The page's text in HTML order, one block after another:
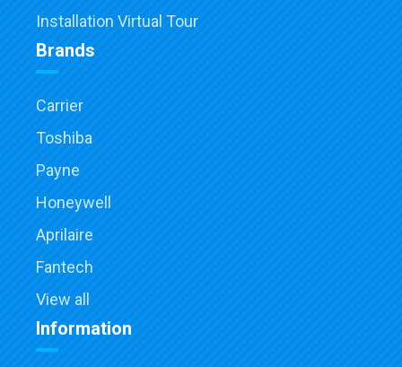
Installation Virtual Tour
Brands
Carrier
Toshiba
Payne
Honeywell
Aprilaire
Fantech
View all
Information